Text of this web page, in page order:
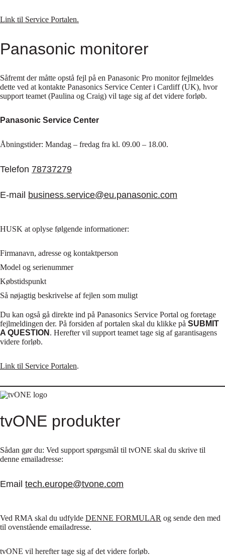
Link til Service Portalen.
Panasonic monitorer
Såfremt der måtte opstå fejl på en Panasonic Pro monitor fejlmeldes
dette ved at kontakte Panasonics Service Center i Cardiff (UK), hvor
support teamet (Paulina og Craig) vil tage sig af det videre forløb.
Panasonic Service Center
Åbningstider: Mandag – fredag fra kl. 09.00 – 18.00.
Telefon 78737279
E-mail business.service@eu.panasonic.com
HUSK at oplyse følgende informationer:
Firmanavn, adresse og kontaktperson
Model og serienummer
Købstidspunkt
Så nøjagtig beskrivelse af fejlen som muligt
Du kan også gå direkte ind på Panasonics Service Portal og foretage
fejlmeldingen der. På forsiden af portalen skal du klikke på SUBMIT
A QUESTION . Herefter vil support teamet tage sig af garantisagens
videre forløb.
Link til Service Portalen.
tvONE produkter
Sådan gør du: Ved support spørgsmål til tvONE skal du skrive til
denne emailadresse:
Email tech.europe@tvone.com
Ved RMA skal du udfylde DENNE FORMULAR og sende den med
til ovenstående emailadresse.
tvONE vil herefter tage sig af det videre forløb.